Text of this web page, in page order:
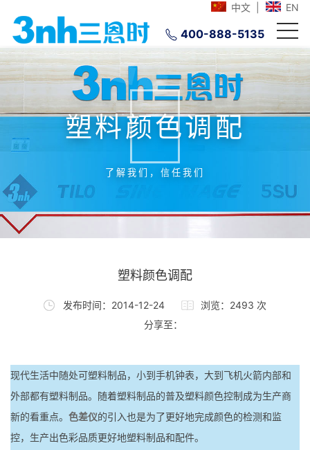
中文 EN
400-888-5135
塑料颜色调配
了解我们，信任我们
塑料颜色调配
发布时间：2014-12-24
浏览：2493 次
分享至：
现代生活中随处可塑料制品，小到手机钟表，大到飞机火箭内部和
外部都有塑料制品。随着塑料制品的普及塑料颜色控制成为生产商
新的看重点。 色差仪的引入也是为了更好地完成颜色的检测和监
控，生产出色彩品质更好地塑料制品和配件。